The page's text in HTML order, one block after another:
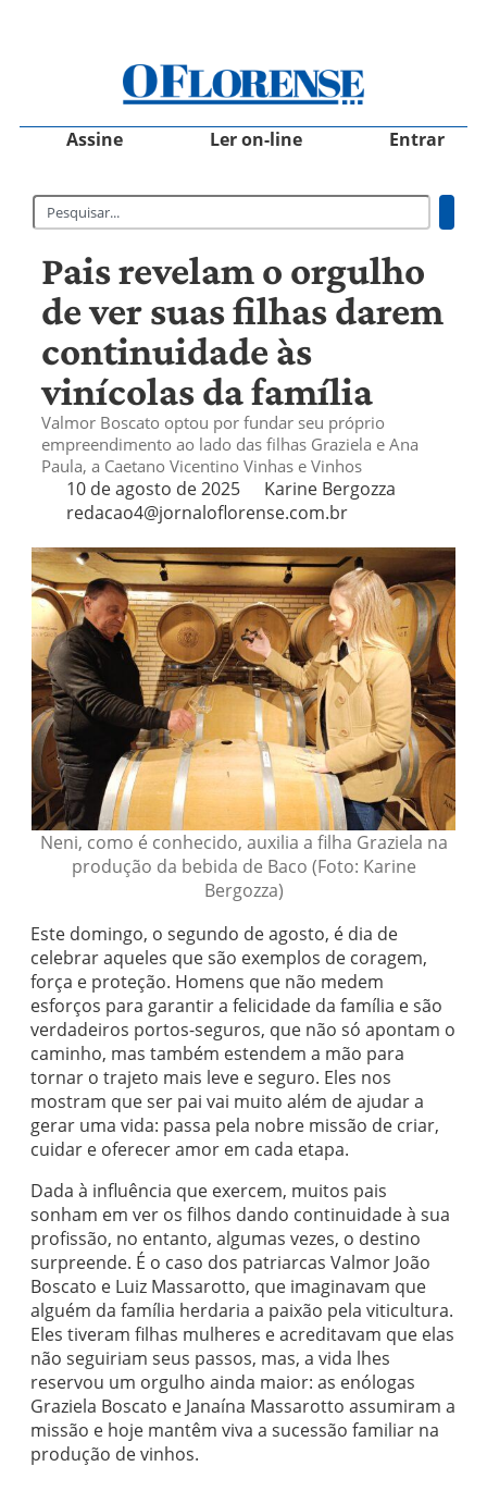
Assine Ler on-line Entrar
Pais revelam o orgulho
de ver suas filhas darem
continuidade às
vinícolas da família
Valmor Boscato optou por fundar seu próprio
empreendimento ao lado das filhas Graziela e Ana
Paula, a Caetano Vicentino Vinhas e Vinhos
10 de agosto de 2025
Karine Bergozza
redacao4@jornaloflorense.com.br
Neni, como é conhecido, auxilia a filha Graziela na
produção da bebida de Baco (Foto: Karine
Bergozza)
Este domingo, o segundo de agosto, é dia de
celebrar aqueles que são exemplos de coragem,
força e proteção. Homens que não medem
esforços para garantir a felicidade da família e são
verdadeiros portos-seguros, que não só apontam o
caminho, mas também estendem a mão para
tornar o trajeto mais leve e seguro. Eles nos
mostram que ser pai vai muito além de ajudar a
gerar uma vida: passa pela nobre missão de criar,
cuidar e oferecer amor em cada etapa.
Dada à influência que exercem, muitos pais
sonham em ver os filhos dando continuidade à sua
profissão, no entanto, algumas vezes, o destino
surpreende. É o caso dos patriarcas Valmor João
Boscato e Luiz Massarotto, que imaginavam que
alguém da família herdaria a paixão pela viticultura.
Eles tiveram filhas mulheres e acreditavam que elas
não seguiriam seus passos, mas, a vida lhes
reservou um orgulho ainda maior: as enólogas
Graziela Boscato e Janaína Massarotto assumiram a
missão e hoje mantêm viva a sucessão familiar na
produção de vinhos.